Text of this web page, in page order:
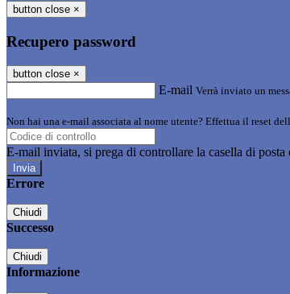
button close ×
Recupero password
button close ×
E-mail Verrà inviato un
Non hai una e-mail associata al nome utente? Effettua il reset
E-mail inviata, si prega di controllare la casella di posta
Errore
Chiudi
Successo
Chiudi
Informazione